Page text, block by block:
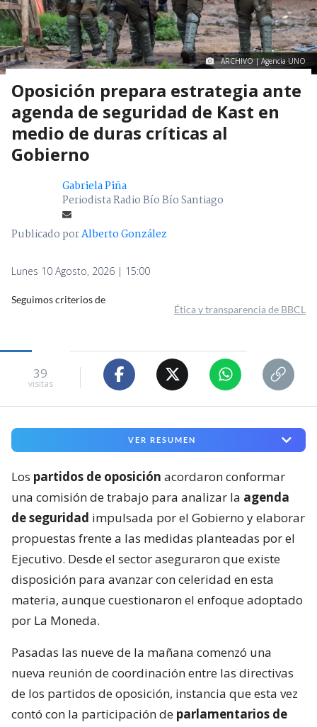
ARCHIVO | Agencia UNO
Oposición prepara estrategia ante
agenda de seguridad de Kast en
medio de duras críticas al
Gobierno
Gabriela Piña
Periodista Radio Bío Bío Santiago
Publicado porAlberto González
Lunes 10 Agosto, 2026 | 15:00
Seguimos criterios de
Ética y transparencia de BBCL
39
visitas
VER RESUMEN
Los partidos de oposición acordaron conformar
una comisión de trabajo para analizar la agenda
de seguridad impulsada por el Gobierno y elaborar
propuestas frente a las medidas planteadas por el
Ejecutivo. Desde el sector aseguraron que existe
disposición para avanzar con celeridad en esta
materia, aunque cuestionaron el enfoque adoptado
por La Moneda.
Pasadas las nueve de la mañana comenzó una
nueva reunión de coordinación entre las directivas
de los partidos de oposición, instancia que esta vez
contó con la participación de parlamentarios de